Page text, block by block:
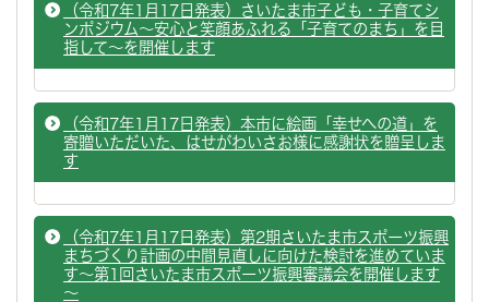
（令和7年1月17日発表）さいたま市子ども・子育てシ
ンポジウム～安心と笑顔あふれる「子育てのまち」を目
指して～を開催します
（令和7年1月17日発表）本市に絵画「幸せへの道」を
寄贈いただいた、はせがわいさお様に感謝状を贈呈しま
す
（令和7年1月17日発表）第2期さいたま市スポーツ振興
まちづくり計画の中間見直しに向けた検討を進めていま
す～第1回さいたま市スポーツ振興審議会を開催します
～